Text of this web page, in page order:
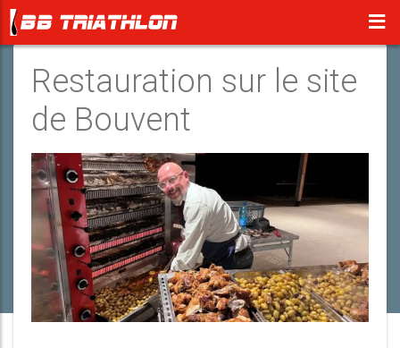
Restauration sur le site
de Bouvent